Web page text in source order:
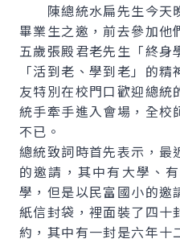
陳總統水扁先生今天
畢業生之邀，前去參加他
五歲張殿君老先生「終身
「活到老、學到老」的
友特別在校門口歡迎總統
統手牽手進入會場，全校
不已。
總統致詞時首先表示，最
的邀請，其中有大學、
學，但是以民富國小的邀
紙信封袋，裡面裝了四十
約，其中有一封是六年十